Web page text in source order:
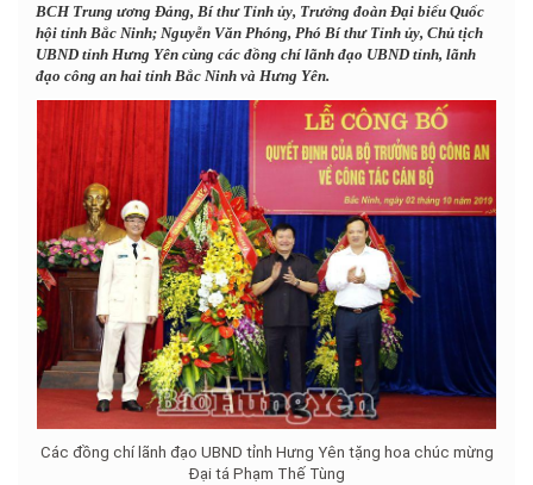
BCH Trung ương Đảng, Bí thư Tỉnh ủy, Trưởng đoàn Đại biểu Quốc
hội tỉnh Bắc Ninh; Nguyễn Văn Phóng, Phó Bí thư Tỉnh ủy, Chủ tịch
UBND tỉnh Hưng Yên cùng các đồng chí lãnh đạo UBND tỉnh, lãnh
đạo công an hai tỉnh Bắc Ninh và Hưng Yên.
Các đồng chí lãnh đạo UBND tỉnh Hưng Yên tặng hoa chúc mừng
Đại tá Phạm Thế Tùng